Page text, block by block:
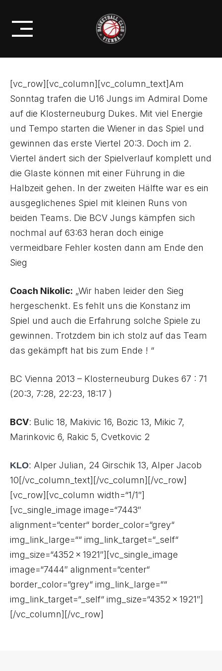
contentUNNÖTIGE NIEDERLAGE DER U16
[vc_row][vc_column][vc_column_text]Am
Sonntag trafen die U16 Jungs im Admiral Dome
auf die Klosterneuburg Dukes. Mit viel Energie
und Tempo starten die Wiener in das Spiel und
gewinnen das erste Viertel 20:3. Doch im 2.
Viertel ändert sich der Spielverlauf komplett und
die Glaste können mit einer Führung in die
Halbzeit gehen. In der zweiten Hälfte war es ein
ausgeglichenes Spiel mit kleinen Runs von
beiden Teams. Die BCV Jungs kämpfen sich
nochmal auf 63:63 heran doch einige
vermeidbare Fehler kosten dann am Ende den
Sieg
Coach Nikolic: „Wir haben leider den Sieg
hergeschenkt. Es fehlt uns die Konstanz im
Spiel und auch die Erfahrung solche Spiele zu
gewinnen. Trotzdem bin ich stolz auf das Team
das gekämpft hat bis zum Ende ! “
BC Vienna 2013 – Klosterneuburg Dukes 67 : 71
(20:3, 7:28, 22:23, 18:17 )
BCV: Bulic 18, Makivic 16, Bozic 13, Mikic 7,
Marinkovic 6, Rakic 5, Cvetkovic 2
KLO: Alper Julian, 24 Girschik 13, Alper Jacob
10[/vc_column_text][/vc_column][/vc_row]
[vc_row][vc_column width=“1/1″]
[vc_single_image image=“7443″
alignment=“center“ border_color=“grey“
img_link_large=““ img_link_target=“_self“
img_size=“4352 × 1921″][vc_single_image
image=“7444″ alignment=“center“
border_color=“grey“ img_link_large=““
img_link_target=“_self“ img_size=“4352 × 1921″]
[/vc_column][/vc_row]